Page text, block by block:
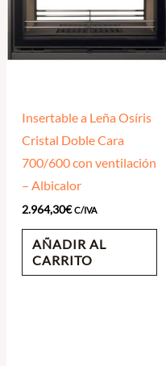
Insertable a Leña Osíris
Cristal Doble Cara
700/600 con ventilación
– Albicalor
2.964,30€ C/IVA
AÑADIR AL
CARRITO